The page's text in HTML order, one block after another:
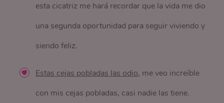
esta cicatriz me hará recordar que la vida me dio
una segunda oportunidad para seguir viviendo y
siendo feliz.
Estas cejas pobladas las odio, me veo increíble
con mis cejas pobladas, casi nadie las tiene.